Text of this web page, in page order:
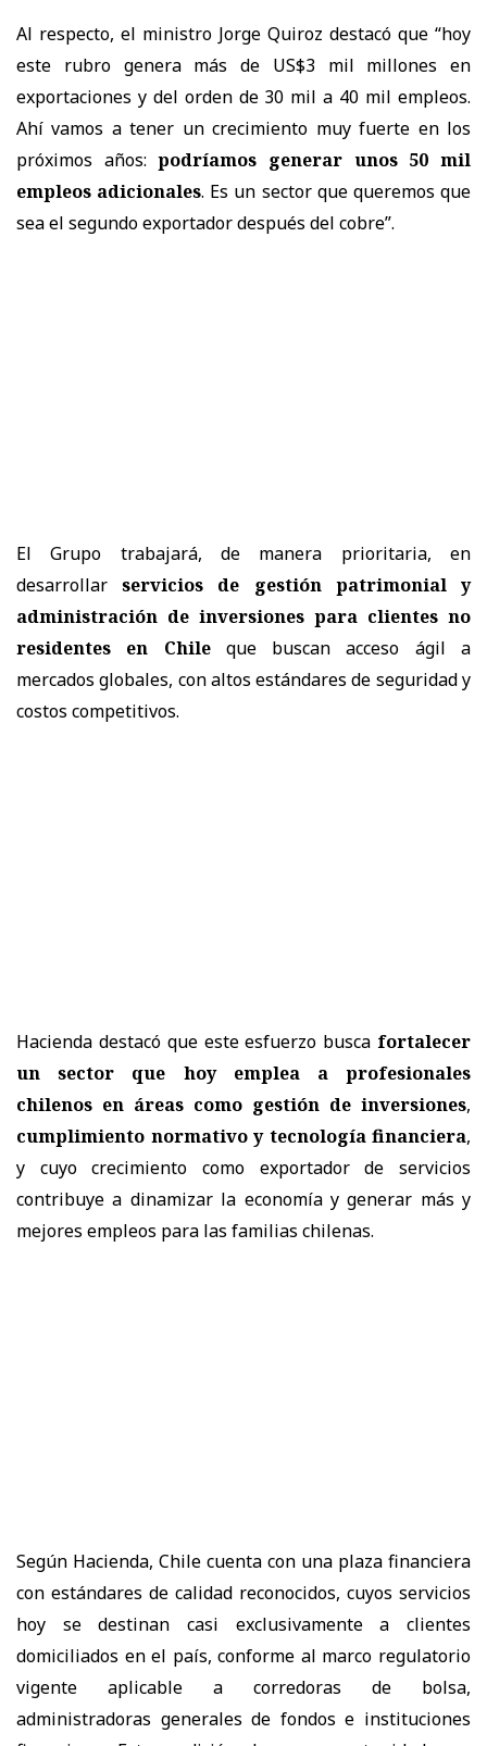
Al respecto, el ministro Jorge Quiroz destacó que “hoy
este rubro genera más de US$3 mil millones en
exportaciones y del orden de 30 mil a 40 mil empleos.
Ahí vamos a tener un crecimiento muy fuerte en los
próximos años:podríamos generar unos 50 mil
empleos adicionales. Es un sector que queremos que
sea el segundo exportador después del cobre”.
El Grupo trabajará, de manera prioritaria, en
desarrollarservicios de gestión patrimonial y
administración de inversiones para clientes no
residentes en Chileque buscan acceso ágil a
mercados globales, con altos estándares de seguridad y
costos competitivos.
Hacienda destacó que este esfuerzo busca fortalecer
un sector que hoy emplea a profesionales
chilenos en áreas como gestión de inversiones,
cumplimiento normativo y tecnología financiera,
y cuyo crecimiento como exportador de servicios
contribuye a dinamizar la economía y generar más y
mejores empleos para las familias chilenas.
Según Hacienda, Chile cuenta con una plaza financiera
con estándares de calidad reconocidos, cuyos servicios
hoy se destinan casi exclusivamente a clientes
domiciliados en el país, conforme al marco regulatorio
vigente aplicable a corredoras de bolsa,
administradoras generales de fondos e instituciones